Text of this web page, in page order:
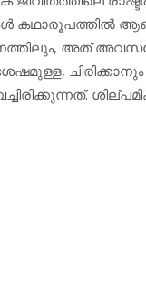
കഥാരൂപത്തില്‍
അത്